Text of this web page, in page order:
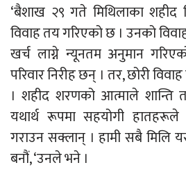
‘बैशाख २९ गते मिथिलाका
विवाह तय गरिएको छ । उनको
खर्च लाग्ने न्यूनतम अनुमान
परिवार निरीह छन् । तर, छोरी
। शहीद शरणको आत्माले शान्ति
यथार्थ रूपमा सहयोगी हातहरूले
गराउन सक्लान् । हामी सबै मिलि
बनौं, ‘उनले भने ।